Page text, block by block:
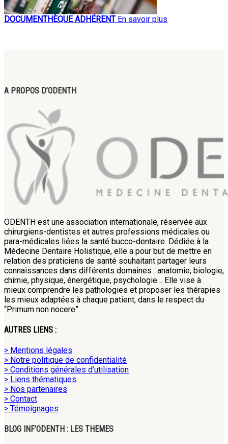
DOCUMENTHÈQUE ADHÉRENT En savoir plus
A PROPOS D’ODENTH
ODENTH est une association internationale, réservée aux
chirurgiens-dentistes et autres professions médicales ou
para-médicales liées la santé bucco-dentaire. Dédiée à la
Médecine Dentaire Holistique, elle a pour but de mettre en
relation des praticiens de santé souhaitant partager leurs
connaissances dans différents domaines : anatomie, biologie,
chimie, physique, énergétique, psychologie… Elle vise à
mieux comprendre les pathologies et proposer les thérapies
les mieux adaptées à chaque patient, dans le respect du
“Primum non nocere”.
AUTRES LIENS :
> Mentions légales
> Notre politique de confidentialité
> Conditions générales d’utilisation
> Liens thématiques
> Nos partenaires
> Contact
> Témoignages
BLOG INF’ODENTH : LES THEMES